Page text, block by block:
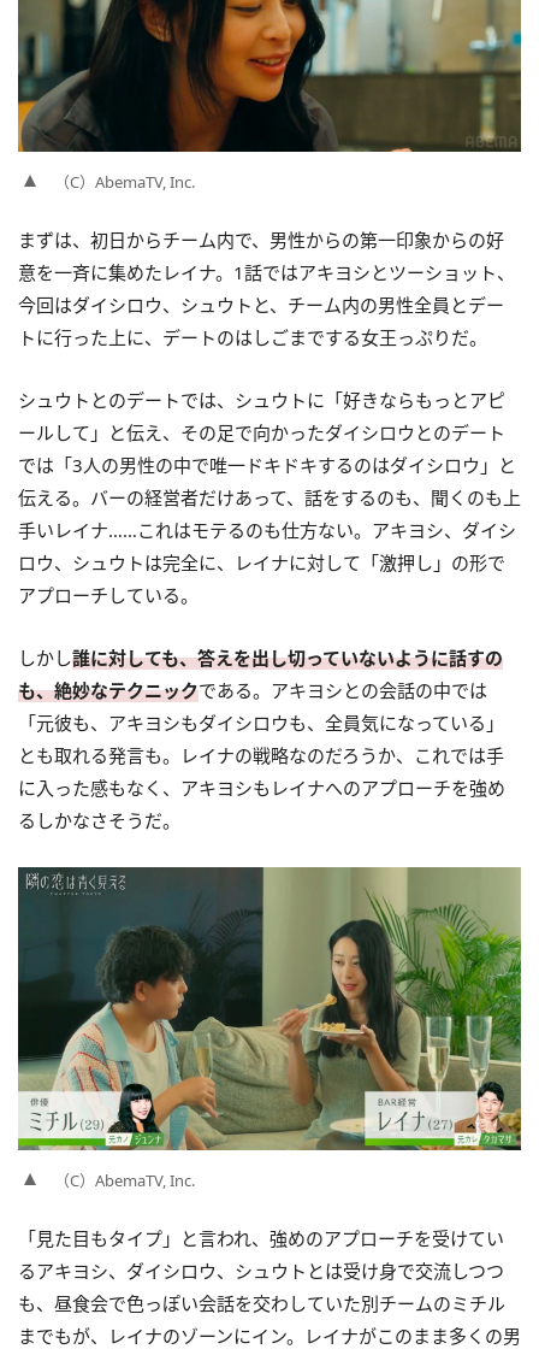
（C）AbemaTV, Inc.
まずは、初日からチーム内で、男性からの第一印象からの好
意を一斉に集めたレイナ。1話ではアキヨシとツーショット、
今回はダイシロウ、シュウトと、チーム内の男性全員とデー
トに行った上に、デートのはしごまでする女王っぷりだ。
シュウトとのデートでは、シュウトに「好きならもっとアピ
ールして」と伝え、その足で向かったダイシロウとのデート
では「3人の男性の中で唯一ドキドキするのはダイシロウ」と
伝える。バーの経営者だけあって、話をするのも、聞くのも上
手いレイナ……これはモテるのも仕方ない。アキヨシ、ダイシ
ロウ、シュウトは完全に、レイナに対して「激押し」の形で
アプローチしている。
しかし誰に対しても、答えを出し切っていないように話すの
も、絶妙なテクニックである。アキヨシとの会話の中では
「元彼も、アキヨシもダイシロウも、全員気になっている」
とも取れる発言も。レイナの戦略なのだろうか、これでは手
に入った感もなく、アキヨシもレイナへのアプローチを強め
るしかなさそうだ。
（C）AbemaTV, Inc.
「見た目もタイプ」と言われ、強めのアプローチを受けてい
るアキヨシ、ダイシロウ、シュウトとは受け身で交流しつつ
も、昼食会で色っぽい会話を交わしていた別チームのミチル
までもが、レイナのゾーンにイン。レイナがこのまま多くの男